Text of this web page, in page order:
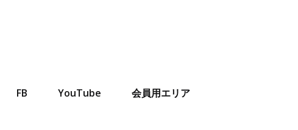
FB YouTube 会員用エリア